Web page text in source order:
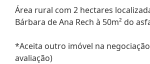
Área rural com 2 hectares
Bárbara de Ana Rech à 50m² do
*Aceita outro imóvel na
avaliação)